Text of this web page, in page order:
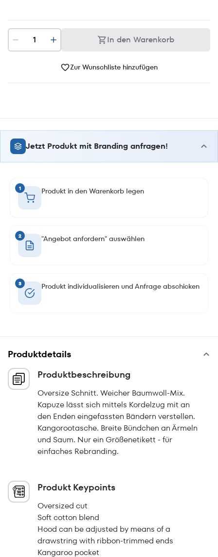
In den Warenkorb
Zur Wunschliste hinzufügen
Jetzt Produkt mit Branding anfragen!
1 Produkt in den Warenkorb legen
2 "Angebot anfordern" auswählen
3 Produkt individualisieren und Anfrage abschicken
Produktdetails
Produktbeschreibung
Oversize Schnitt. Weicher Baumwoll-Mix.
Kapuze lässt sich mittels Kordelzug mit an
den Enden eingefassten Bändern verstellen.
Kangorootasche. Breite Bündchen an Ärmeln
und Saum. Nur ein Größenetikett - für
einfaches Rebranding.
Produkt Keypoints
Oversized cut
Soft cotton blend
Hood can be adjusted by means of a
drawstring with ribbon-trimmed ends
Kangaroo pocket